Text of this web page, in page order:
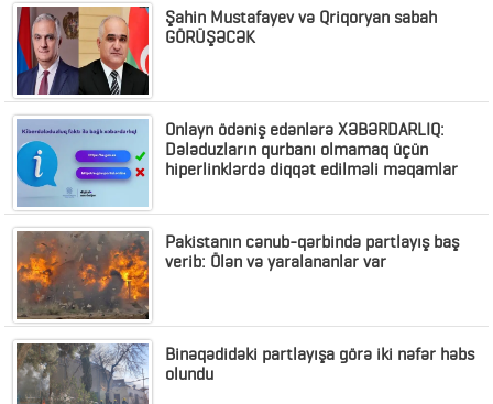
Şahin Mustafayev və Qriqoryan sabah
GÖRÜŞƏCƏK
Onlayn ödəniş edənlərə XƏBƏRDARLIQ:
Dələduzların qurbanı olmamaq üçün
hiperlinklərdə diqqət edilməli məqamlar
Pakistanın cənub-qərbində partlayış baş
verib: Ölən və yaralananlar var
Binəqədidəki partlayışa görə iki nəfər həbs
olundu